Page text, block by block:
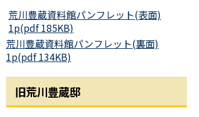
荒川豊蔵資料館パンフレット(表面)
1p(pdf 185KB)
荒川豊蔵資料館パンフレット(裏面)
1p(pdf 134KB)
旧荒川豊蔵邸